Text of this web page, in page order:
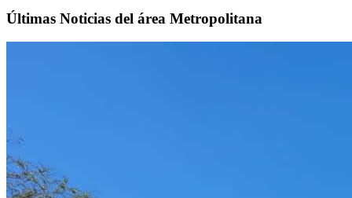
Últimas Noticias del área Metropolitana